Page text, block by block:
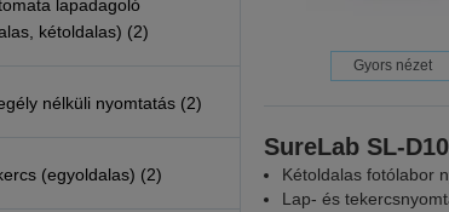
lapadagoló
kétoldalas) (2)
nélküli nyomtatás (2)
(egyoldalas) (2)
Gyors nézet
SureLab SL-
Kétoldalas fotólabor
Lap- és